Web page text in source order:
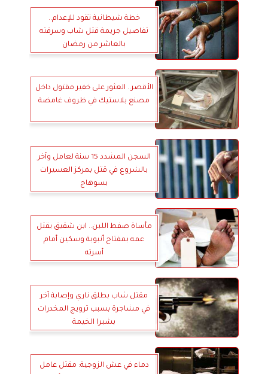
خطة شيطانية تقود للإعدام..
تفاصيل جريمة قتل شاب وسرقته
بالعاشر من رمضان
الأقصر.. العثور على خفير مقتول داخل
مصنع بلاستيك في ظروف غامضة
السجن المشدد 15 سنة لعامل وآخر
بالشروع في قتل بمركز العسيرات
بسوهاج
مأساة صفط اللبن.. ابن شقيق يقتل
عمه بمفتاح أنبوبة وسكين أمام
أسرته
مقتل شاب بطلق ناري وإصابة آخر
في مشاجرة بسبب ترويج المخدرات
بشبرا الخيمة
دماء في عش الزوجية: مقتل عامل